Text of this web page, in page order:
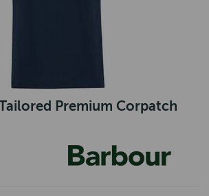
Premium Corpatch